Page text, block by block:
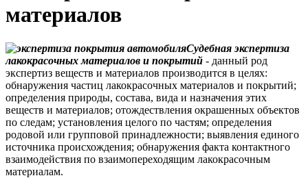
материалов
Судебная экспертиза
лакокрасочных материалов и покрытий - данный род
экспертиз веществ и материалов производится в целях:
обнаружения частиц лакокрасочных материалов и покрытий;
определения природы, состава, вида и назначения этих
веществ и материалов; отождествления окрашенных объектов
по следам; установления целого по частям; определения
родовой или групповой принадлежности; выявления единого
источника происхождения; обнаружения факта контактного
взаимодействия по взаимопереходящим лакокрасочным
материалам.